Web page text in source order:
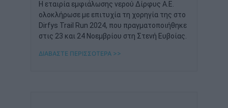
Η εταιρία εμφιάλωσης νερού Δίρφυς Α.Ε.
ολοκλήρωσε με επιτυχία τη χορηγία της στο
Dirfys Trail Run 2024, που πραγματοποιήθηκε
στις 23 και 24 Νοεμβρίου στη Στενή Ευβοίας.
ΔΙΑΒΑΣΤΕ ΠΕΡΙΣΣΟΤΕΡΑ >>